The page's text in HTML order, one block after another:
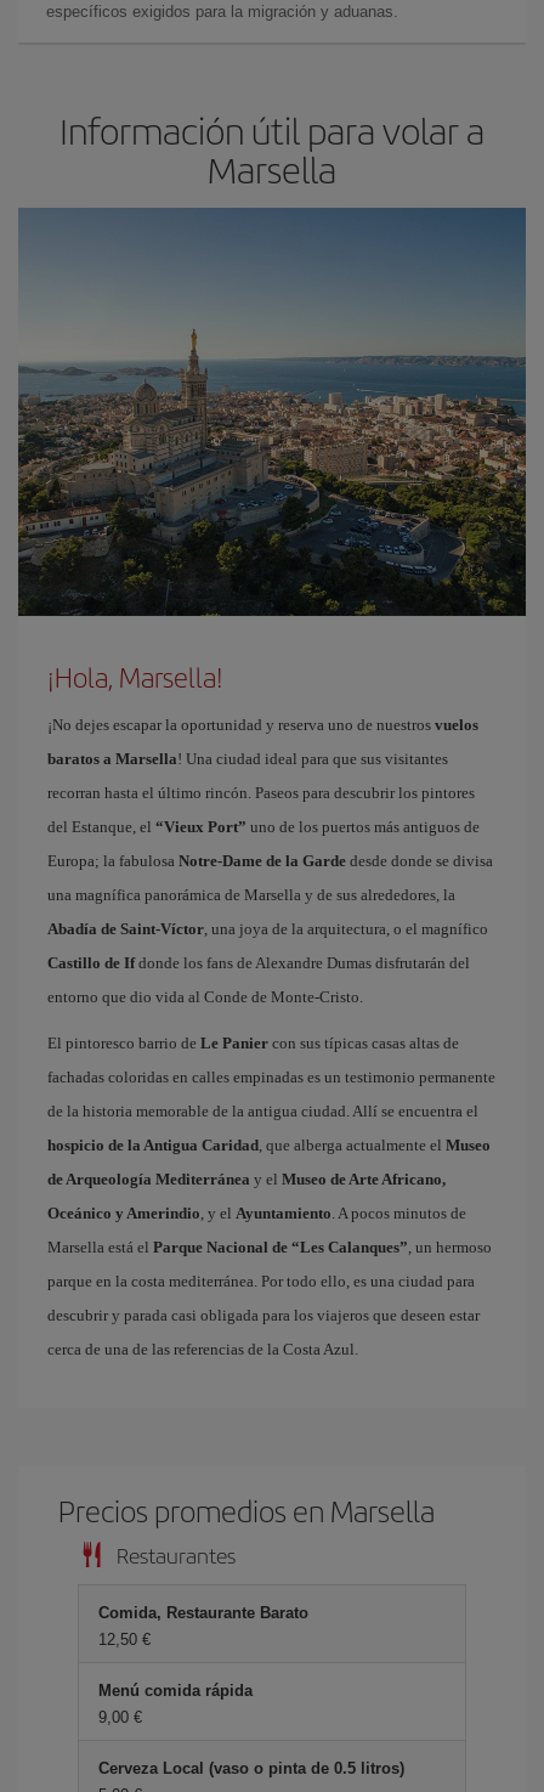
específicos exigidos para la migración y aduanas.
Información útil para volar a
Marsella
¡Hola, Marsella!
¡No dejes escapar la oportunidad y reserva uno de nuestros vuelos
baratos a Marsella! Una ciudad ideal para que sus visitantes
recorran hasta el último rincón. Paseos para descubrir los pintores
del Estanque, el “Vieux Port” uno de los puertos más antiguos de
Europa; la fabulosa Notre-Dame de la Garde desde donde se divisa
una magnífica panorámica de Marsella y de sus alrededores, la
Abadía de Saint-Víctor, una joya de la arquitectura, o el magnífico
Castillo de Ifdonde los fans de Alexandre Dumas disfrutarán del
entorno que dio vida al Conde de Monte-Cristo.
El pintoresco barrio de Le Panier con sus típicas casas altas de
fachadas coloridas en calles empinadas es un testimonio permanente
de la historia memorable de la antigua ciudad. Allí se encuentra el
hospicio de la Antigua Caridad, que alberga actualmente el Museo
de Arqueología Mediterránea y el Museo de Arte Africano,
Oceánico y Amerindio, y el Ayuntamiento. A pocos minutos de
Marsella está el Parque Nacional de “Les Calanques”, un hermoso
parque en la costa mediterránea. Por todo ello, es una ciudad para
descubrir y parada casi obligada para los viajeros que deseen estar
cerca de una de las referencias de la Costa Azul.
Precios promedios en Marsella
Restaurantes
Comida, Restaurante Barato
12,50 €
Menú comida rápida
9,00 €
Cerveza Local (vaso o pinta de 0.5 litros)